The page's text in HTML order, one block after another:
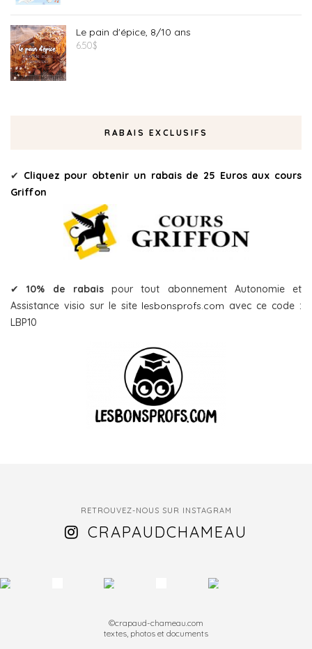
Le pain d'épice, 8/10 ans
6.50$
RABAIS EXCLUSIFS
✔ Cliquez pour obtenir un rabais de 25 Euros aux cours
Griffon
✔10% de rabaispour tout abonnement Autonomie et
Assistance visio sur le site lesbonsprofs.com avec ce code :
LBP10
RETROUVEZ-NOUS SUR INSTAGRAM
CRAPAUDCHAMEAU
©crapaud-chameau.com
textes, photos et documents